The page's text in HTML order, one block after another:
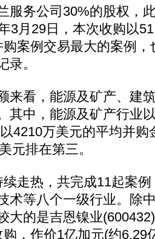
服务公司30%的股权，
3月29日，本次收购以
案例交易最大的案例
录。
看，能源及矿产、建
其中，能源及矿产行业
4210万美元的平均并购
元排在第三。
热，共完成11起案例
术等八个一级行业。除
大的是吉恩镍业
，作价1亿加元(约6.29